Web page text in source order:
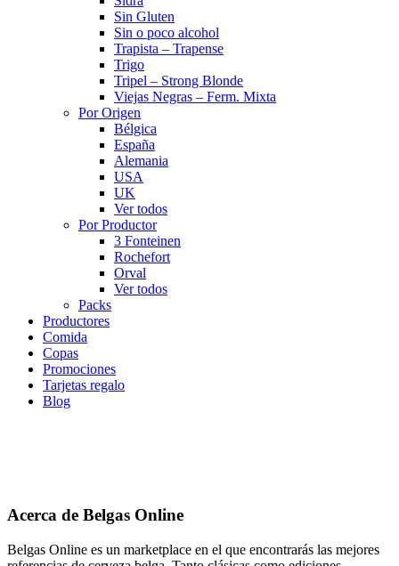
Sin Gluten
Sin o poco alcohol
Trapista – Trapense
Trigo
Tripel – Strong Blonde
Viejas Negras – Ferm. Mixta
Por Origen
Bélgica
España
Alemania
USA
UK
Ver todos
Por Productor
3 Fonteinen
Rochefort
Orval
Ver todos
Packs
Productores
Comida
Copas
Promociones
Tarjetas regalo
Blog
Acerca de Belgas Online
Belgas Online es un marketplace en el que encontrarás las mejores